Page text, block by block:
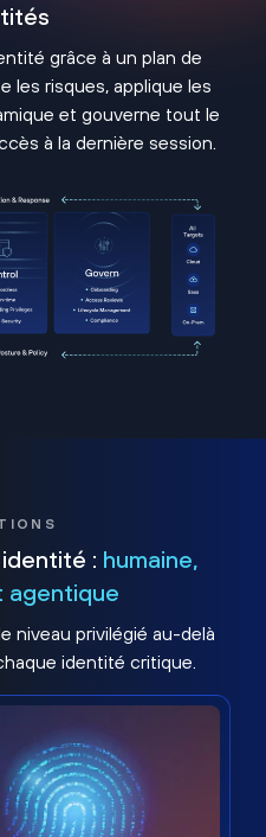
grâce à un plan de
les risques, applique les
et gouverne tout le
à la dernière session.
: humaine,
agentique
niveau privilégié au-delà
identité critique.